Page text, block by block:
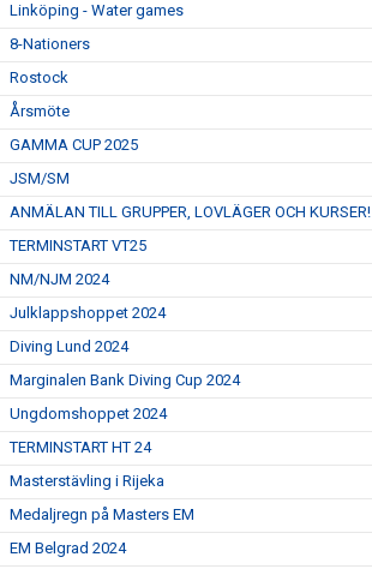
Linköping - Water games
8-Nationers
Rostock
Årsmöte
GAMMA CUP 2025
JSM/SM
ANMÄLAN TILL GRUPPER, LOVLÄGER OCH KURSER!
TERMINSTART VT25
NM/NJM 2024
Julklappshoppet 2024
Diving Lund 2024
Marginalen Bank Diving Cup 2024
Ungdomshoppet 2024
TERMINSTART HT 24
Masterstävling i Rijeka
Medaljregn på Masters EM
EM Belgrad 2024